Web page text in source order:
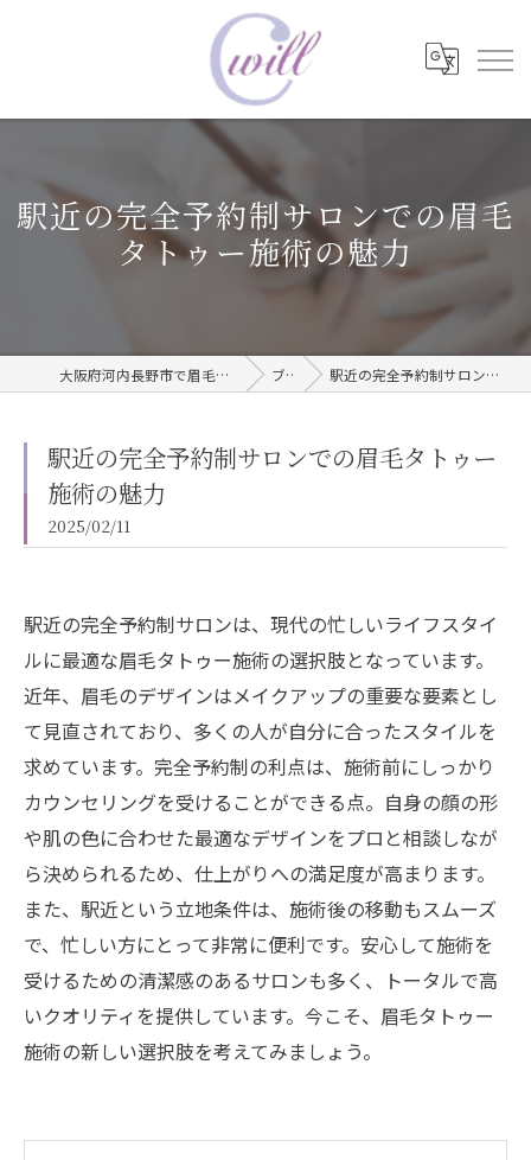
駅近の完全予約制サロンでの眉毛
タトゥー施術の魅力
大阪府河内長野市で眉毛タトゥーならwill care サロン ブログ 駅近の完全予約制サロンでの眉毛タトゥー施術の魅力
駅近の完全予約制サロンでの眉毛タトゥー
施術の魅力
2025/02/11
駅近の完全予約制サロンは、現代の忙しいライフスタイ
ルに最適な眉毛タトゥー施術の選択肢となっています。
近年、眉毛のデザインはメイクアップの重要な要素とし
て見直されており、多くの人が自分に合ったスタイルを
求めています。完全予約制の利点は、施術前にしっかり
カウンセリングを受けることができる点。自身の顔の形
や肌の色に合わせた最適なデザインをプロと相談しなが
ら決められるため、仕上がりへの満足度が高まります。
また、駅近という立地条件は、施術後の移動もスムーズ
で、忙しい方にとって非常に便利です。安心して施術を
受けるための清潔感のあるサロンも多く、トータルで高
いクオリティを提供しています。今こそ、眉毛タトゥー
施術の新しい選択肢を考えてみましょう。